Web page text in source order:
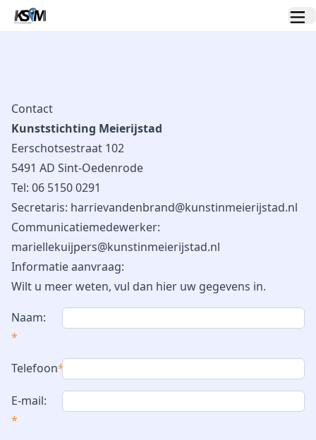
Contact
Kunststichting Meierijstad
Eerschotsestraat 102
5491 AD Sint-Oedenrode
Tel: 06 5150 0291
Secretaris: harrievandenbrand@kunstinmeierijstad.nl
Communicatiemedewerker:
mariellekuijpers@kunstinmeierijstad.nl
Informatie aanvraag:
Wilt u meer weten, vul dan hier uw gegevens in.
Naam:
*
Telefoon*
E-mail:
*